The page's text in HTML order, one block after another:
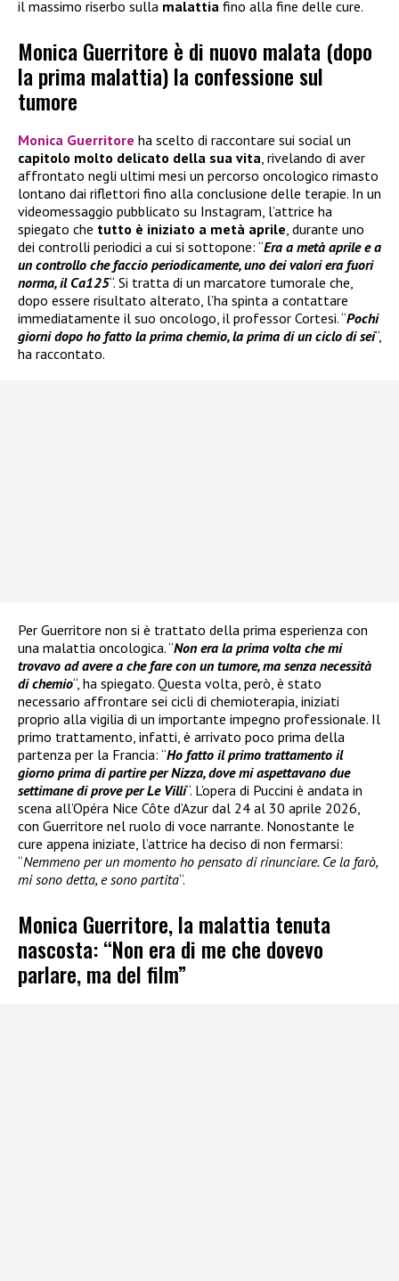
il massimo riserbo sulla malattia fino alla fine delle cure.
Monica Guerritore è di nuovo malata (dopo
la prima malattia) la confessione sul
tumore
Monica Guerritore ha scelto di raccontare sui social un
capitolo molto delicato della sua vita, rivelando di aver
affrontato negli ultimi mesi un percorso oncologico rimasto
lontano dai riflettori fino alla conclusione delle terapie. In un
videomessaggio pubblicato su Instagram, l’attrice ha
spiegato che tutto è iniziato a metà aprile, durante uno
dei controlli periodici a cui si sottopone: “Era a metà aprile e a
un controllo che faccio periodicamente, uno dei valori era fuori
norma, il Ca125“. Si tratta di un marcatore tumorale che,
dopo essere risultato alterato, l’ha spinta a contattare
immediatamente il suo oncologo, il professor Cortesi. “Pochi
giorni dopo ho fatto la prima chemio, la prima di un ciclo di sei“,
ha raccontato.
Per Guerritore non si è trattato della prima esperienza con
una malattia oncologica. “Non era la prima volta che mi
trovavo ad avere a che fare con un tumore, ma senza necessità
di chemio“, ha spiegato. Questa volta, però, è stato
necessario affrontare sei cicli di chemioterapia, iniziati
proprio alla vigilia di un importante impegno professionale. Il
primo trattamento, infatti, è arrivato poco prima della
partenza per la Francia: “Ho fatto il primo trattamento il
giorno prima di partire per Nizza, dove mi aspettavano due
settimane di prove per Le Villi“. L’opera di Puccini è andata in
scena all’Opéra Nice Côte d’Azur dal 24 al 30 aprile 2026,
con Guerritore nel ruolo di voce narrante. Nonostante le
cure appena iniziate, l’attrice ha deciso di non fermarsi:
“Nemmeno per un momento ho pensato di rinunciare. Ce la farò,
mi sono detta, e sono partita“.
Monica Guerritore, la malattia tenuta
nascosta: “Non era di me che dovevo
parlare, ma del film”